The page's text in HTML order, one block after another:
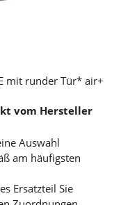
mit runder Tür* air+
vom Hersteller
Auswahl
am häufigsten
Ersatzteil Sie